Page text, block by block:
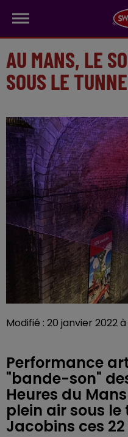
AU MANS, LE
SOUS LE
Modifié : 20 janvier 2022
Performance
"bande-son"
Heures du
plein air sous le
Jacobins ces